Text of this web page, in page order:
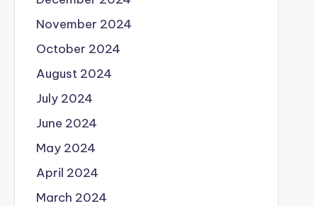
November 2024
October 2024
August 2024
July 2024
June 2024
May 2024
April 2024
March 2024